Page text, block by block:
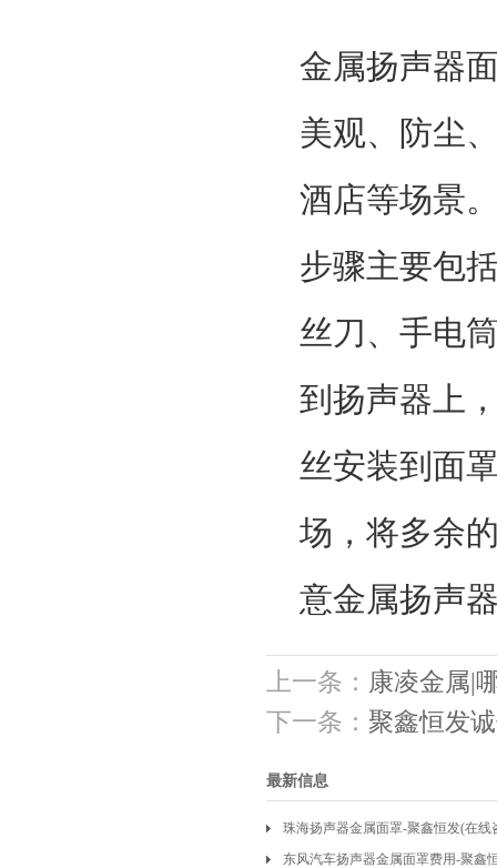
金属扬声器
美观、防尘
酒店等场景
步骤主要包
丝刀、手电
到扬声器上
丝安装到面
场，将多余
意金属扬声
上一条： 康凌金属|
下一条： 聚鑫恒发
最新信息
珠海扬声器金属面罩-聚鑫恒发(在
制
东风汽车扬声器金属面罩费用-聚鑫